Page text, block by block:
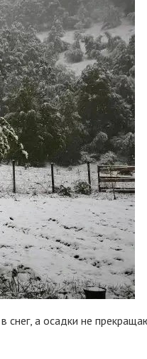
а осадки не